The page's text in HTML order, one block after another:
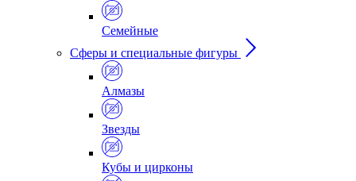
Семейные
Сферы и специальные фигуры
Алмазы
Звезды
Кубы и цирконы